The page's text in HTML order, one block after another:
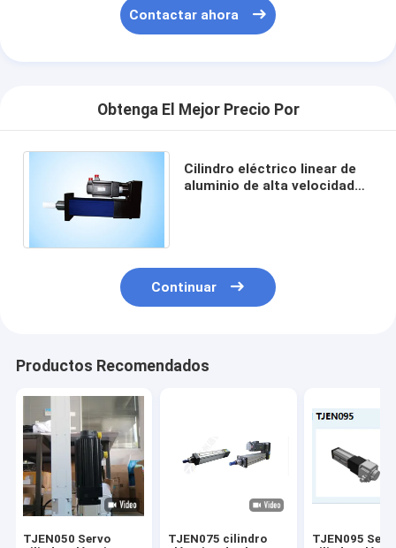
Contactar ahora
Obtenga El Mejor Precio Por
Cilindro eléctrico linear de
aluminio de alta velocidad
Continuar
Productos Recomendados
TJEN050 Servo
TJEN075 cilindro
TJEN095